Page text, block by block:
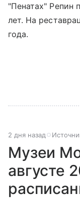
"Пенатах" Репин
лет. На
года.
2 дня назад
Музеи
августе